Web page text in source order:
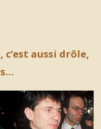
c’est aussi drôle,